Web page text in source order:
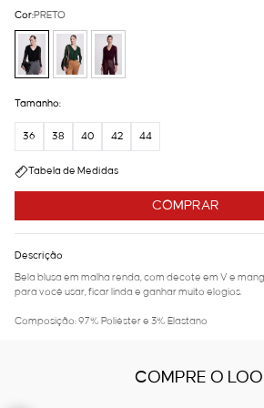
COMPRAR
Cor:PRETO
Tamanho:
36 38 40 42 44
Tabela de Medidas
Descrição
Bela blusa em malha renda, com decote em V e
para você usar, ficar linda e ganhar muito elogios.
Composição: 97% Poliéster e 3% Elastano
COMPRE O